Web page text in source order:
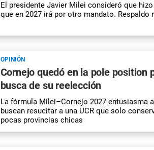
El presidente Javier Milei consideró que
que en 2027 irá por otro mandato. Respaldo
OPINIÓN
Cornejo quedó en la pole position
busca de su reelección
La fórmula Milei–Cornejo 2027 entusiasma
buscan resucitar a una UCR que solo
pocas provincias chicas